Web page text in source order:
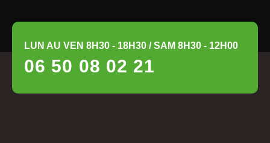
LUN AU VEN 8H30 - 18H30 / SAM 8H30 - 12H00
06 50 08 02 21